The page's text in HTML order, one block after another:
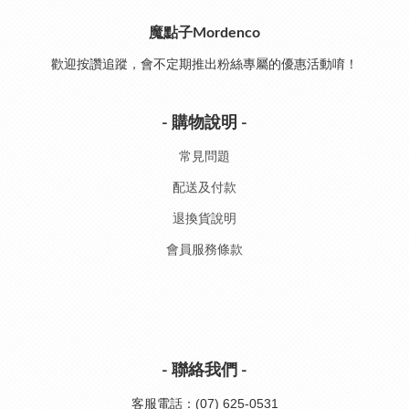
魔點子Mordenco
歡迎按讚追蹤，會不定期推出粉絲專屬的優惠活動唷！
- 購物說明 -
常見問題
配送及付款
退換貨說明
會員服務條款
- 聯絡我們 -
客服電話：(07) 625-0531